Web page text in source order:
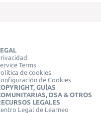
Terms
de cookies
de Cookies
GUÍAS
DSA & OTROS
LEGALES
Legal de Learneo